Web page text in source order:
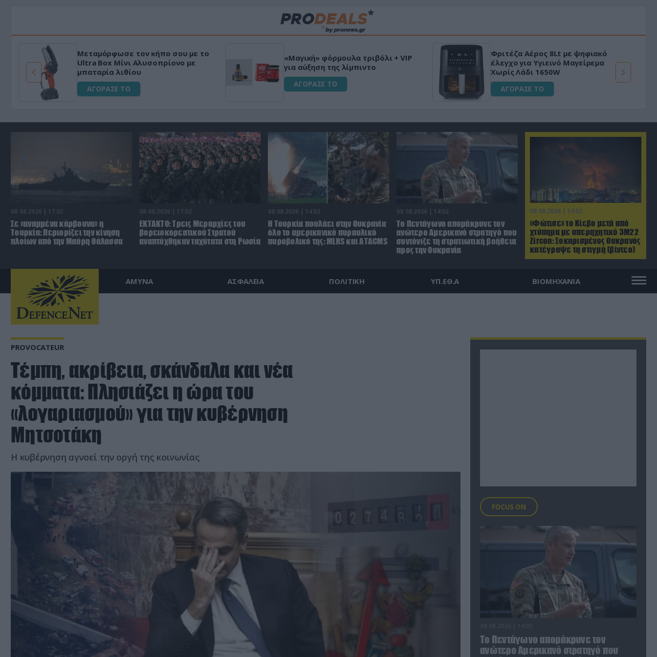
Μεταμόρφωσε τον κήπο σου με το
Ultra Box Μίνι Αλυσοπρίονο με
μπαταρία λιθίου
ΑΓΟΡΑΣΕ ΤΟ
«Μαγική» φόρμουλα τριβόλι + VIP
για αύξηση της λίμπιντο
ΑΓΟΡΑΣΕ ΤΟ
Φριτέζα Αέρος 8Lt με ψηφιακό
έλεγχο για Υγιεινό Μαγείρεμα
Χωρίς Λάδι 1650W
ΑΓΟΡΑΣΕ ΤΟ
08.08.2026 | 14:02
«Φώτισε» το Κίεβο μετά από
χτύπημα με υπερηχητικό 3M22
Zircon: Σοκαρισμένος Ουκρανός
κατέγραψε τη στιγμή (βίντεο)
08.08.2026 | 17:02
Σε «αναμμένα κάρβουνα» η
Τουρκία: Περιορίζει την κίνηση
πλοίων από την Μαύρη Θάλασσα
08.08.2026 | 17:02
ΕΚΤΑΚΤΟ: Τρεις Μεραρχίες του
βορειοκορεατικού Στρατού
αναπτύχθηκαν ταχύτατα στη Ρωσία
08.08.2026 | 14:02
Η Τουρκία πουλάει στην Ουκρανία
όλο το αμερικανικό πυραυλικό
πυροβολικό της: MLRS και ΑΤΑCMS
08.08.2026 | 14:02
Το Πεντάγωνο απομάκρυνε τον
ανώτερο Αμερικανό στρατηγό που
συντόνιζε τη στρατιωτική βοήθεια
προς την Ουκρανία
ΑΜΥΝΑ ΑΣΦΑΛΕΙΑ ΠΟΛΙΤΙΚΗ ΥΠ.ΕΘ.Α ΒΙΟΜΗΧΑΝΙΑ
PROVOCATEUR
Τέμπη, ακρίβεια, σκάνδαλα και νέα
κόμματα: Πλησιάζει η ώρα του
«λογαριασμού» για την κυβέρνηση
Μητσοτάκη
Η κυβέρνηση αγνοεί την οργή της κοινωνίας
FOCUS ON
Το Πεντάγωνο απομάκρυνε τον
ανώτερο Αμερικανό στρατηγό που